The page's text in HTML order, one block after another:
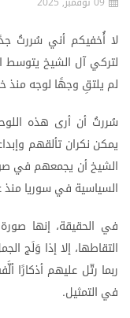
لا أُخفيكم أني سُررتُ
لتركي آل الشيخ يتوسط
لم يلتقِ وجهًا لوجه منذ
سُررتُ أن أرى هذه
يمكن نكران تألقهم
الشيخأن يجمعهم في
السياسية في سوريا منذ
في الحقيقة، إنها صورة
التقاطها، إلا إذا وَلَج
ربما رتّل عليهم أذكارًا
في التمثيل.